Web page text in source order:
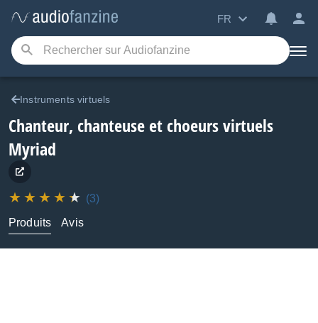
FR
Instruments virtuels
Chanteur, chanteuse et choeurs virtuels
Myriad
(3)
Produits
Avis